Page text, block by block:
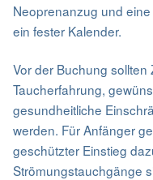
Neoprenanzug und
ein fester Kalender.
Vor der Buchung sollten
Taucherfahrung,
gesundheitliche
werden. Für Anfänger
geschützter Einstieg
Strömungstauchgänge